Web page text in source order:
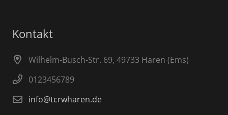
Kontakt
Wilhelm-Busch-Str. 69, 49733 Haren (Ems)
0123456789
info@tcrwharen.de